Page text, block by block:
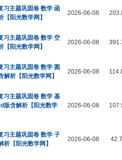
习主题巩固卷 数学 函
阳光数学网】
2026-06-08
习主题巩固卷 数学 空
阳光数学网】
2026-06-08
主题巩固卷 数学 圆
析【阳光数学网】
2026-06-08
习主题巩固卷 数学 基
版含解析【阳光数学
2026-06-08
习主题巩固卷 数学 子
【阳光数学网】
2026-06-08